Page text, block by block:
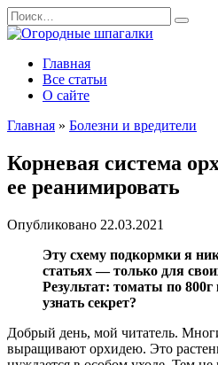
Перейти
к
содержанию
Search
for:
Главная
Все статьи
О сайте
Главная » Болезни и вредители
Корневая система
ее реанимировать
Опубликовано 22.03.2021
Эту схему подкормки я
статьях — только для
Результат: томаты по
узнать секрет?
Добрый день, мой читатель.
выращивают орхидею. Это